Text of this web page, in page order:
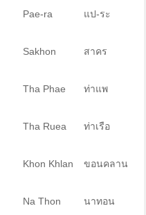
Pae-ra แป-ระ
Sakhon สาคร
Tha Phae ท่าแพ
Tha Ruea ท่าเรือ
Khon Khlan ขอนคลาน
Na Thon นาทอน